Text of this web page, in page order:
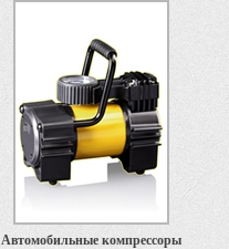
Автомобильные компрессоры